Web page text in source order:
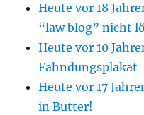
Heute vor 18
“law blog” nicht
Heute vor 10
Fahndungsplakat
Heute vor 17
in Butter!